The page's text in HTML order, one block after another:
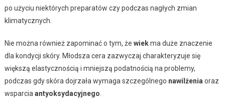
po użyciu niektórych preparatów czy podczas nagłych zmian
klimatycznych.
Nie można również zapominać o tym, że wiekma duże znaczenie
dla kondycji skóry. Młodsza cera zazwyczaj charakteryzuje się
większą elastycznością i mniejszą podatnością na problemy,
podczas gdy skóra dojrzała wymaga szczególnego nawilżenia oraz
wsparcia antyoksydacyjnego